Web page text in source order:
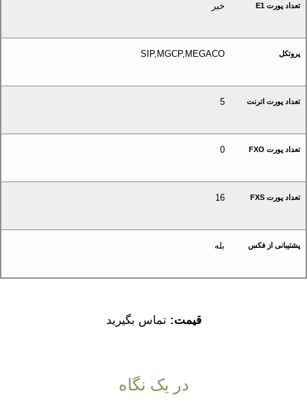
تعداد پورت E1 خیر
پروتکل SIP,MGCP,MEGACO
تعداد پورت اترنت 5
تعداد پورت FXO 0
تعداد پورت FXS 16
پشتیبانی از فکس بله
قیمت:تماس بگیرید
در یک نگاه